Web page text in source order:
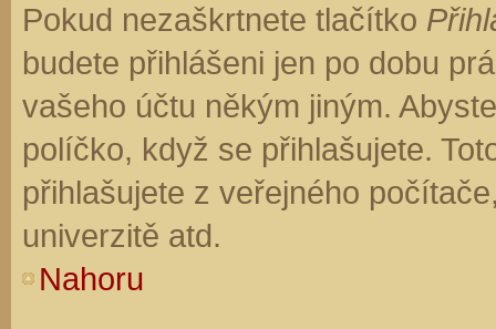
Pokud nezaškrtnete tlačítko
budete přihlášeni jen po dobu
vašeho účtu někým jiným.
políčko, když se přihlašujete.
přihlašujete z veřejného
univerzitě atd.
Nahoru